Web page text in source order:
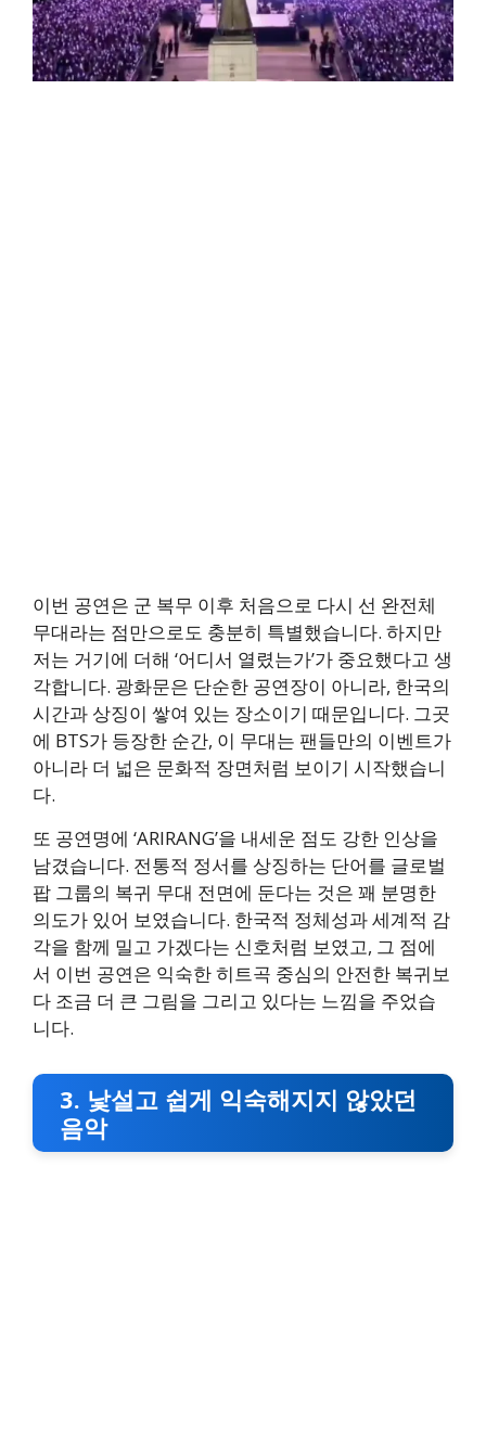
이번 공연은 군 복무 이후 처음으로 다시 선 완전체
무대라는 점만으로도 충분히 특별했습니다. 하지만
저는 거기에 더해 ‘어디서 열렸는가’가 중요했다고 생
각합니다. 광화문은 단순한 공연장이 아니라, 한국의
시간과 상징이 쌓여 있는 장소이기 때문입니다. 그곳
에 BTS가 등장한 순간, 이 무대는 팬들만의 이벤트가
아니라 더 넓은 문화적 장면처럼 보이기 시작했습니
다.
또 공연명에 ‘ARIRANG’을 내세운 점도 강한 인상을
남겼습니다. 전통적 정서를 상징하는 단어를 글로벌
팝 그룹의 복귀 무대 전면에 둔다는 것은 꽤 분명한
의도가 있어 보였습니다. 한국적 정체성과 세계적 감
각을 함께 밀고 가겠다는 신호처럼 보였고, 그 점에
서 이번 공연은 익숙한 히트곡 중심의 안전한 복귀보
다 조금 더 큰 그림을 그리고 있다는 느낌을 주었습
니다.
3. 낯설고 쉽게 익숙해지지 않았던
음악